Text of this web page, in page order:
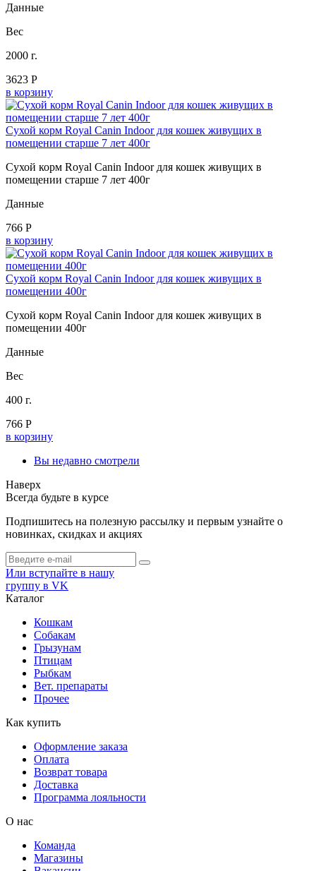
Данные
Вес
2000 г.
3623 Р
в корзину
Сухой корм Royal Canin Indoor для кошек живущих в
помещении старше 7 лет 400г
Сухой корм Royal Canin Indoor для кошек живущих в
помещении старше 7 лет 400г
Данные
766 Р
в корзину
Сухой корм Royal Canin Indoor для кошек живущих в
помещении 400г
Сухой корм Royal Canin Indoor для кошек живущих в
помещении 400г
Данные
Вес
400 г.
766 Р
в корзину
Вы недавно смотрели
Наверх
Всегда будьте в курсе
Подпишитесь на полезную рассылку и первым узнайте о
новинках, скидках и акциях
Или вступайте в нашу
группу в VK
Каталог
Кошкам
Собакам
Грызунам
Птицам
Рыбкам
Вет. препараты
Прочее
Как купить
Оформление заказа
Оплата
Возврат товара
Доставка
Программа лояльности
О нас
Команда
Магазины